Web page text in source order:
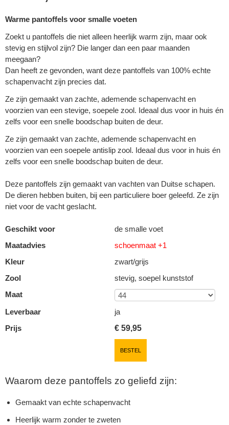
Warme pantoffels voor smalle voeten
Zoekt u pantoffels die niet alleen heerlijk warm zijn, maar ook
stevig en stijlvol zijn? Die langer dan een paar maanden
meegaan?
Dan heeft ze gevonden, want deze pantoffels van 100% echte
schapenvacht zijn precies dat.
Ze zijn gemaakt van zachte, ademende schapenvacht en
voorzien van een stevige, soepele zool. Ideaal dus voor in huis én
zelfs voor een snelle boodschap buiten de deur.
Ze zijn gemaakt van zachte, ademende schapenvacht en
voorzien van een soepele antislip zool. Ideaal dus voor in huis én
zelfs voor een snelle boodschap buiten de deur.
Deze pantoffels zijn gemaakt van vachten van Duitse schapen.
De dieren hebben buiten, bij een particuliere boer geleefd. Ze zijn
niet voor de vacht geslacht.
Geschikt voor
de smalle voet
Maatadvies
schoenmaat +1
Kleur
zwart/grijs
Zool
stevig, soepel kunststof
Maat
Leverbaar
ja
Prijs
€ 59,95
BESTEL
Waarom deze pantoffels zo geliefd zijn:
Gemaakt van echte schapenvacht
Heerlijk warm zonder te zweten